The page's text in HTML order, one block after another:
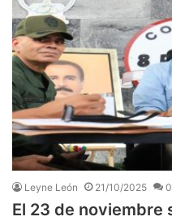
Leyne León 21/10/2025 0
El 23 de noviembre